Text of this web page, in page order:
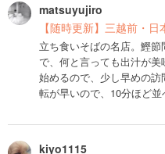
matsuyujiro
【随時更新】三越前・
立ち食いそばの名店。鰹
で、何と言っても出汁が
始めるので、少し早めの
転が早いので、10分ほど並
kiyo1115